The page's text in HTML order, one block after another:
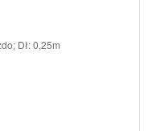
Dł: 0,25m